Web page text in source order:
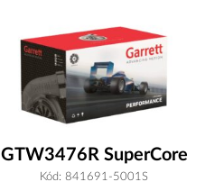
GTW3476R SuperCore
Kód: 841691-5001S